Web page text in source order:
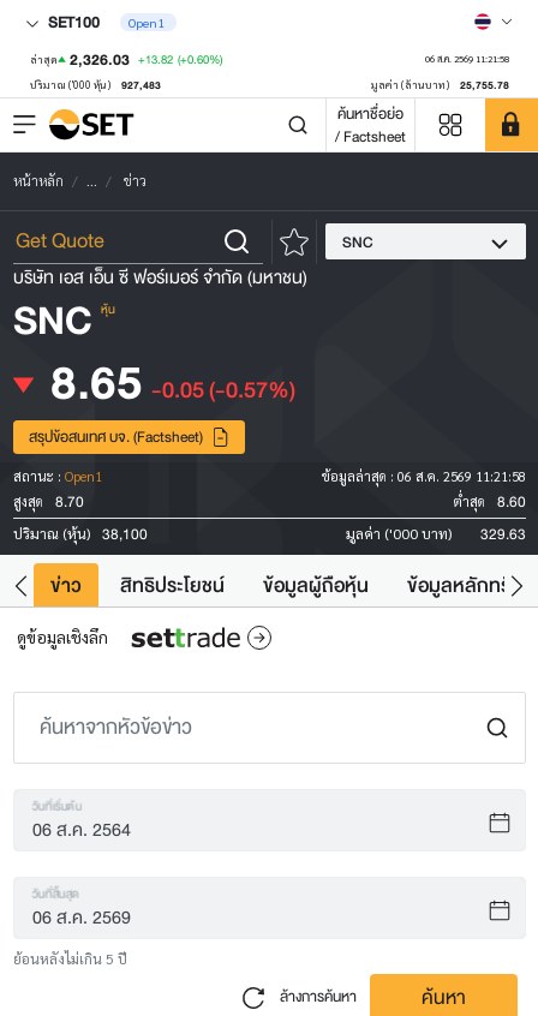
SET100 Open1
ล่าสุด 2,326.03 +13.82 (+0.60%) 06 ส.ค. 2569 11:21:58
ปริมาณ ('000 หุ้น) 927,483 มูลค่า (ล้านบาท) 25,755.78
ค้นหาชื่อย่อ
/ Factsheet
หน้าหลัก ... ข่าว
SNC
บริษัท เอส เอ็น ซี ฟอร์เมอร์ จำกัด (มหาชน)
SNC หุ้น
8.65 -0.05(-0.57%)
สรุปข้อสนเทศ บจ. (Factsheet)
สถานะ : Open1 ข้อมูลล่าสุด : 06 ส.ค. 2569 11:21:58
สูงสุด
8.70 ต่ำสุด 8.60
ปริมาณ (หุ้น) 38,100 มูลค่า ('000 บาท) 329.63
ข่าว สิทธิประโยชน์ ข้อมูลผู้ถือหุ้น ข้อมูลหลักทรัพย์
ดูข้อมูลเชิงลึก
วันที่เริ่มต้น
วันที่สิ้นสุด
ย้อนหลังไม่เกิน 5 ปี
ล้างการค้นหา ค้นหา